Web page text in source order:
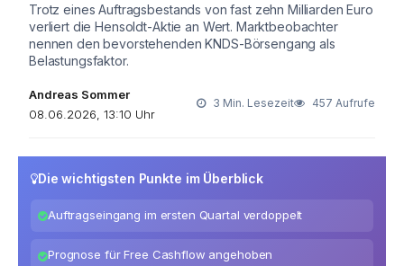
Trotz eines Auftragsbestands von fast zehn Milliarden Euro
verliert die Hensoldt-Aktie an Wert. Marktbeobachter
nennen den bevorstehenden KNDS-Börsengang als
Belastungsfaktor.
Andreas Sommer
08.06.2026, 13:10 Uhr
3 Min. Lesezeit 457 Aufrufe
Die wichtigsten Punkte im Überblick
Auftragseingang im ersten Quartal verdoppelt
Prognose für Free Cashflow angehoben